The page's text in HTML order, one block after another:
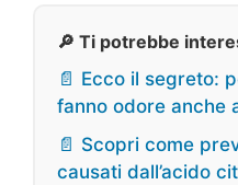
🔎 Ti potrebbe
📄 Ecco il segreto:
fanno odore anche
📄 Scopri come
causati dall’acido